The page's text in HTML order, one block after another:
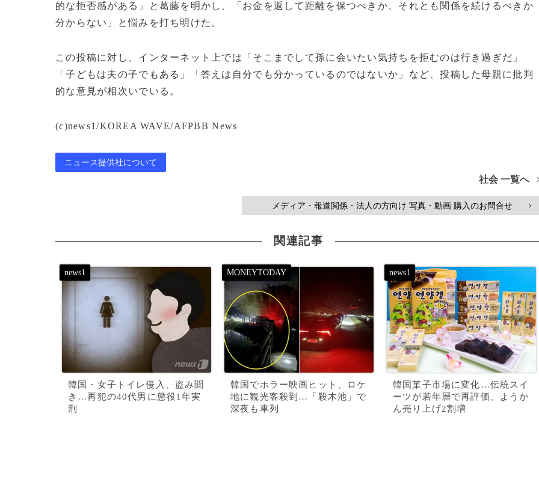
的な拒否感がある」と葛藤を明かし、「お金を返して距離を保つべきか、それとも関係を続けるべきか
分からない」と悩みを打ち明けた。
この投稿に対し、インターネット上では「そこまでして孫に会いたい気持ちを拒むのは行き過ぎだ」
「子どもは夫の子でもある」「答えは自分でも分かっているのではないか」など、投稿した母親に批判
的な意見が相次いでいる。
(c)news1/KOREA WAVE/AFPBB News
ニュース提供社について
社会 一覧へ
メディア・報道関係・法人の方向け 写真・動画 購入のお問合せ >
関連記事
韓国・女子トイレ侵入、盗み聞
き…再犯の40代男に懲役1年実
刑
韓国でホラー映画ヒット、ロケ
地に観光客殺到…「殺木池」で
深夜も車列
韓国菓子市場に変化…伝統スイ
ーツが若年層で再評価、ようか
ん売り上げ2割増